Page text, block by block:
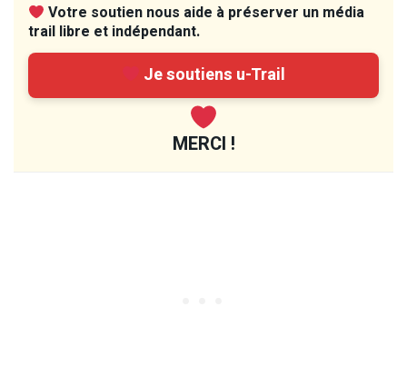
Votre soutien nous aide à préserver un média
trail libre et indépendant.
Je soutiens u-Trail
MERCI !